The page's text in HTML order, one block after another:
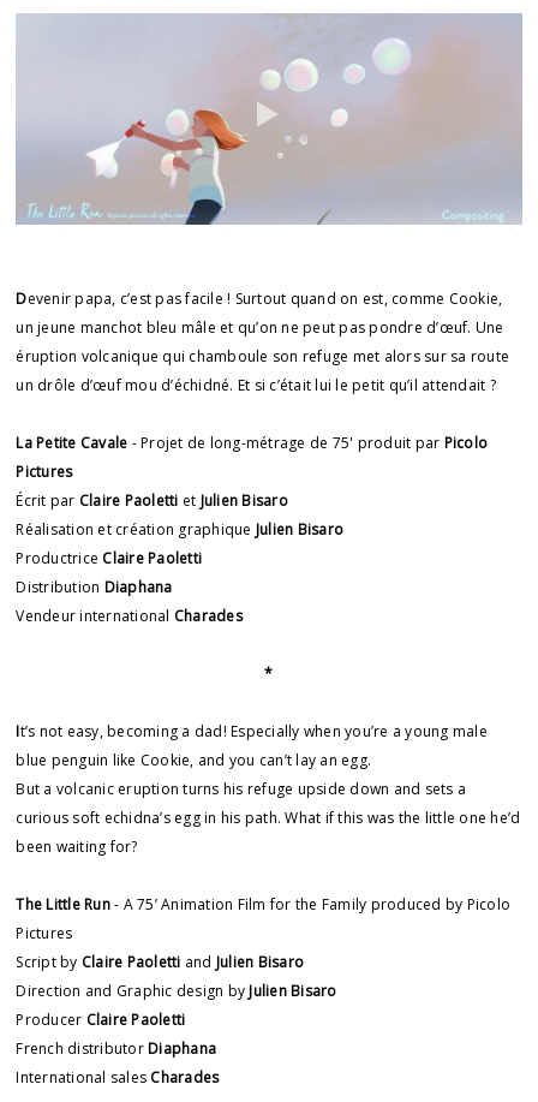
Devenir papa, c’est pas facile ! Surtout quand on est, comme Cookie,
un jeune manchot bleu mâle et qu’on ne peut pas pondre d’œuf. Une
éruption volcanique qui chamboule son refuge met alors sur sa route
un drôle d’œuf mou d’échidné. Et si c’était lui le petit qu’il attendait ?
La Petite Cavale - Projet de long-métrage de 75' produit par Picolo
Pictures
Écrit par Claire Paoletti et Julien Bisaro
Réalisation et création graphique Julien Bisaro
Productrice Claire Paoletti
Distribution Diaphana
Vendeur international Charades
*
It’s not easy, becoming a dad! Especially when you’re a young male
blue penguin like Cookie, and you can’t lay an egg.
But a volcanic eruption turns his refuge upside down and sets a
curious soft echidna’s egg in his path. What if this was the little one he’d
been waiting for?
The Little Run- A 75’ Animation Film for the Family produced by Picolo
Pictures
Script by Claire Paoletti and Julien Bisaro
Direction and Graphic design byJulien Bisaro
Producer Claire Paoletti
French distributorDiaphana
International sales Charades